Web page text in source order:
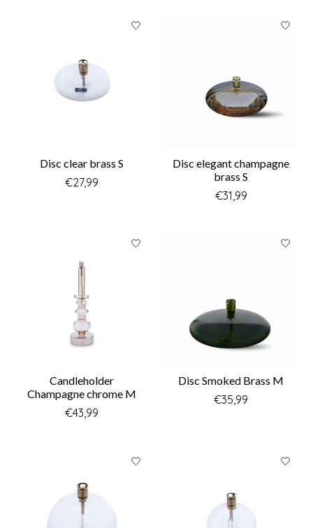
Disc clear brass S
€27,99
Disc elegant champagne
brass S
€31,99
Candleholder
Champagne chrome M
€43,99
Disc Smoked Brass M
€35,99